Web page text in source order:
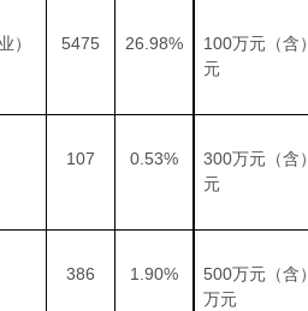
） 5475 26.98% 100万元（
元
107 0.53% 300万元（
元
386 1.90% 500万元（
万元